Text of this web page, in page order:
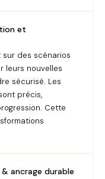
et
des scénarios
leurs nouvelles
sécurisé. Les
précis,
Cette
ancrage durable